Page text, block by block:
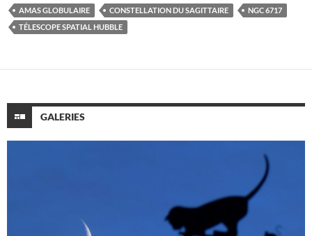
AMAS GLOBULAIRE CONSTELLATION DU SAGITTAIRE
NGC 6717
TÉLESCOPE SPATIAL HUBBLE
GALERIES